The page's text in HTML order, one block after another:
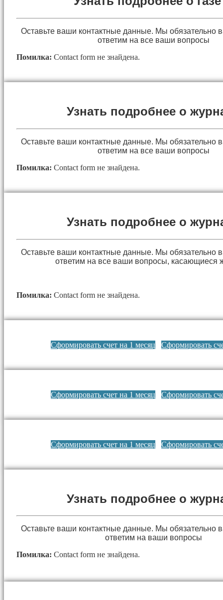
Оставьте ваши контактные данные. Мы обязательно
ответим на все ваши вопросы
Помилка: Contact form не знайдена.
Узнать подробнее о
Оставьте ваши контактные данные. Мы обязательно
ответим на все ваши вопросы
Помилка: Contact form не знайдена.
Узнать подробнее о
Оставьте ваши контактные данные. Мы обязательно
ответим на все ваши вопросы, касающиеся
Помилка: Contact form не знайдена.
Сформировать счет на 1 месяц Сформировать
Сформировать счет на 1 месяц Сформировать
Сформировать счет на 1 месяц Сформировать
Узнать подробнее о
Оставьте ваши контактные данные. Мы обязательно
ответим на ваши вопросы
Помилка: Contact form не знайдена.